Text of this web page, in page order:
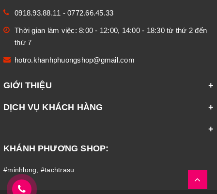
0918.93.88.11 - 0772.66.45.33
Thời gian làm việc: 8:00 - 12:00, 14:00 - 18:30 từ thứ 2 đến
thứ 7
hotro.khanhphuongshop@gmail.com
GIỚI THIỆU
DỊCH VỤ KHÁCH HÀNG
KHÁNH PHƯƠNG SHOP:
#minhlong #tachtrasu